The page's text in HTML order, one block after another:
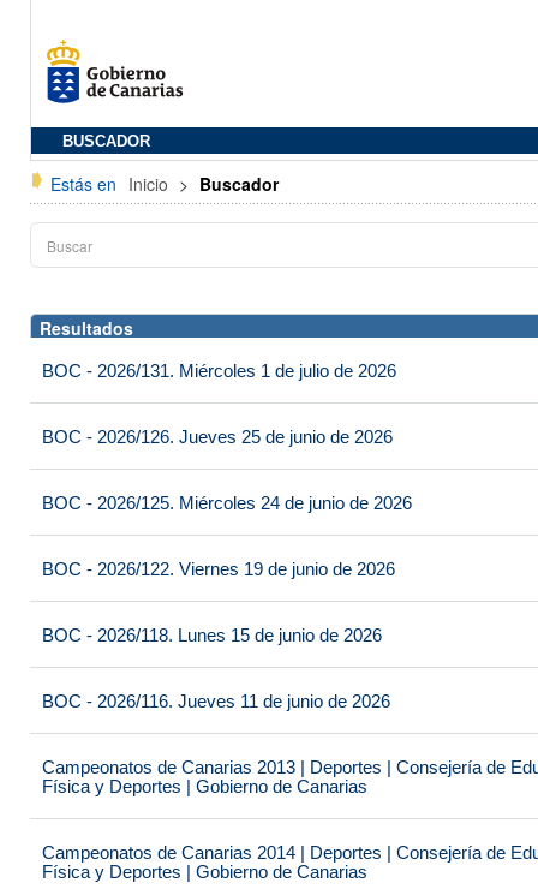
BUSCADOR
Estás en Inicio > Buscador
Resultados
BOC - 2026/131. Miércoles 1 de julio de 2026
BOC - 2026/126. Jueves 25 de junio de 2026
BOC - 2026/125. Miércoles 24 de junio de 2026
BOC - 2026/122. Viernes 19 de junio de 2026
BOC - 2026/118. Lunes 15 de junio de 2026
BOC - 2026/116. Jueves 11 de junio de 2026
Campeonatos de Canarias 2013 | Deportes | Consejería de
Física y Deportes | Gobierno de Canarias
Campeonatos de Canarias 2014 | Deportes | Consejería de
Física y Deportes | Gobierno de Canarias